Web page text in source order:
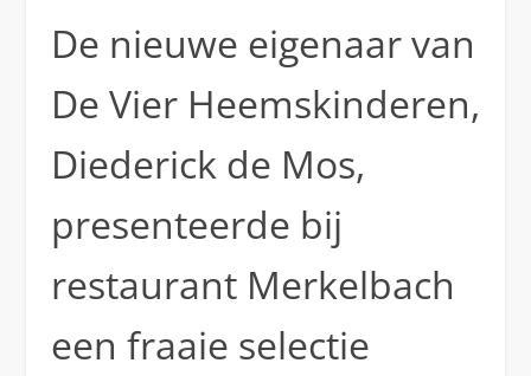
De nieuwe eigenaar van
De Vier Heemskinderen,
Diederick de Mos,
presenteerde bij
restaurant Merkelbach
een fraaie selectie